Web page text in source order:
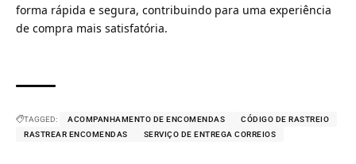
forma rápida e segura, contribuindo para uma experiência
de compra mais satisfatória.
TAGGED: ACOMPANHAMENTO DE ENCOMENDAS
CÓDIGO DE RASTREIO
RASTREAR ENCOMENDAS
SERVIÇO DE ENTREGA CORREIOS